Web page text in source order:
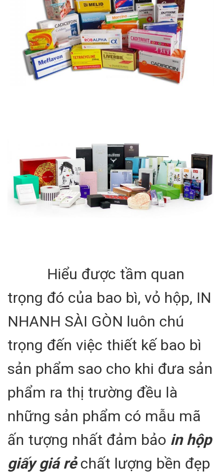
Hiểu được tầm quan
trọng đó của bao bì, vỏ hộp, IN
NHANH SÀI GÒN luôn chú
trọng đến việc thiết kế bao bì
sản phẩm sao cho khi đưa sản
phẩm ra thị trường đều là
những sản phẩm có mẫu mã
ấn tượng nhất đảm bảo in hộp
giấy giá rẻchất lượng bền đẹp